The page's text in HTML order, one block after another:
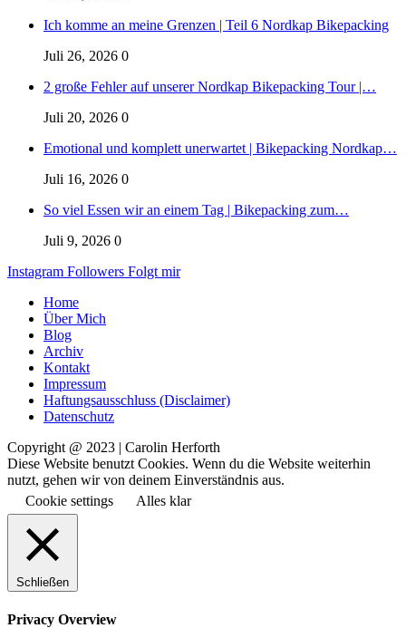
Ich komme an meine Grenzen | Teil 6 Nordkap Bikepacking
Juli 26, 2026 0
2 große Fehler auf unserer Nordkap Bikepacking Tour |…
Juli 20, 2026 0
Emotional und komplett unerwartet | Bikepacking Nordkap…
Juli 16, 2026 0
So viel Essen wir an einem Tag | Bikepacking zum…
Juli 9, 2026 0
Instagram Followers Folgt mir
Home
Über Mich
Blog
Archiv
Kontakt
Impressum
Haftungsausschluss (Disclaimer)
Datenschutz
Copyright @ 2023 | Carolin Herforth
Diese Website benutzt Cookies. Wenn du die Website weiterhin
nutzt, gehen wir von deinem Einverständnis aus.
Cookie settings
Alles klar
Schließen
Privacy Overview